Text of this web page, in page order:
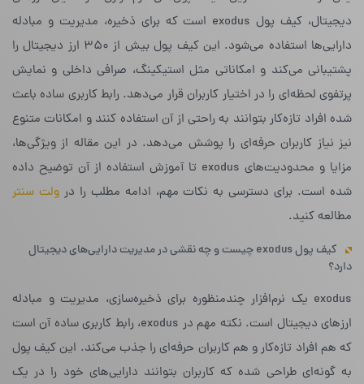
دیجیتال، کیف پول exodus است که برای ذخیره، مدیریت و مبادله
دارایی‌ها استفاده می‌شود. این کیف پول بیش از ۳۵۰ ارز دیجیتال را
پشتیبانی می‌کند و امکاناتی مثل استیکینگ، صرافی داخلی و نمایش
پرتفوی لحظه‌ای را در اختیار کاربران قرار می‌دهد. رابط کاربری ساده باعث
شده افراد تازه‌کار بتوانند به راحتی از آن استفاده کنند و امکانات متنوع
نیز نیاز کاربران حرفه‌ای را پوشش می‌دهد. در این مقاله از ویژگی‌ها،
مزایا و محدودیت‌های exodus تا آموزش استفاده از آن توضیح داده
شده است. برای دسترسی به نکات مهم، ادامه مطلب را درولت سنتر
مطالعه کنید.
کیف پول exodus چیست و چه نقشی در مدیریت دارایی‌های دیجیتال
دارد؟
exodus یک نرم‌افزار چندمنظوره برای ذخیره‌سازی، مدیریت و مبادله
ارزهای دیجیتال است. نکته مهم در exodus، رابط کاربری ساده آن است
که هم افراد تازه‌کار و هم کاربران حرفه‌ای را جذب می‌کند. این کیف پول
به گونه‌ای طراحی شده که کاربران بتوانند دارایی‌های خود را در یک